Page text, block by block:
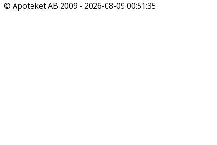
© Apoteket AB 2009 - 2026-08-09 00:51:35